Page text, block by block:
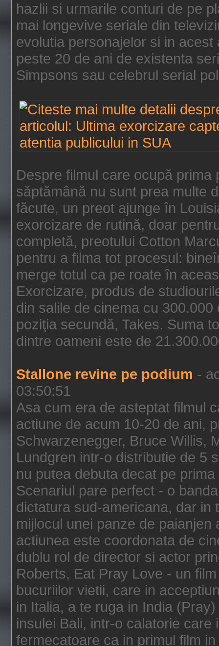
hazlii si urmarile conturi de pe
mai longevive seriale din
evolutia personajelor si in
peste 20 de ani de existenta
Simpsons sau celebrul serial
Despre filmul care ocupă
săptămână nu sunt prea multe
făcute, un preot ajunge în
exorcizare de rutină, doar
completă, preotului Cotton
pentru a filma tot procesul:
merge totul ca pe roate în
Exorcizare, produs de
din salile de cinema cu
poziţia secundă, Takes. Suma
dintre oameni este de
Stallone revine pe podium -
03:50:51
Asa cum era de asteptat filmul
actiune de acum 10-20 de ani,
Schwarzenegger, Bruce Willis,
Lundgren intr-o distributie de 5
nu putea debuta decat pe
Scenariul pare perfect - o
dictatura sud-americana, dar in
mijlocul unei panze de
actiunea este coordonata de
dublu rol de director si actor
Roberts, Eat Pray Love - un
bucuriilor vietii, care in
in Italia, a te ruga in India
insulei Bali, intr-o calatorie
fermecatoare ca in primul film